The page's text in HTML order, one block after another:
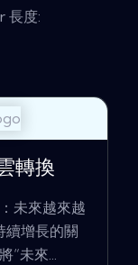
長度:
轉換
未來越來越
續增長的關
“未來...